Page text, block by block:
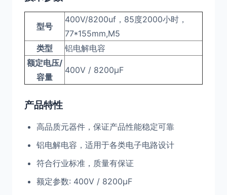
型号
400V/8200uf，85度2000小时，
77*155mm,M5
类型
铝电解电容
额定电压/
容量
400V / 8200μF
产品特性
高品质元器件，保证产品性能稳定可靠
铝电解电容，适用于各类电子电路设计
符合行业标准，质量有保证
额定参数: 400V / 8200μF